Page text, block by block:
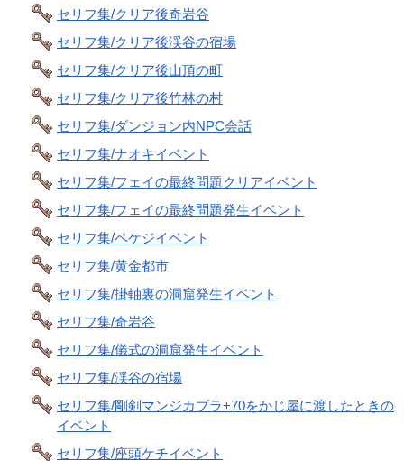
セリフ集/クリア後奇岩谷
セリフ集/クリア後渓谷の宿場
セリフ集/クリア後山頂の町
セリフ集/クリア後竹林の村
セリフ集/ダンジョン内NPC会話
セリフ集/ナオキイベント
セリフ集/フェイの最終問題クリアイベント
セリフ集/フェイの最終問題発生イベント
セリフ集/ペケジイベント
セリフ集/黄金都市
セリフ集/掛軸裏の洞窟発生イベント
セリフ集/奇岩谷
セリフ集/儀式の洞窟発生イベント
セリフ集/渓谷の宿場
セリフ集/剛剣マンジカブラ+70をかじ屋に渡したときの
イベント
セリフ集/座頭ケチイベント